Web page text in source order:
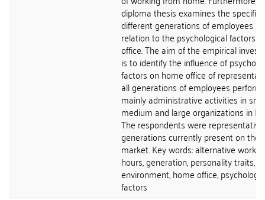
diploma thesis examines the
different generations of employees in
relation to the psychological factors
office. The aim of the empirical
is to identify the influence of
factors on home office of
all generations of employees
mainly administrative activities in
medium and large organizations in
The respondents were
generations currently present on the
market. Key words: alternative
hours, generation, personality traits,
environment, home office,
factors